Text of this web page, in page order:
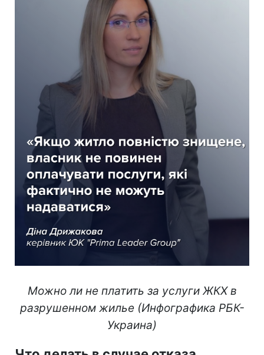
Можно ли не платить за услуги ЖКХ в
разрушенном жилье (Инфографика РБК-
Украина)​​​​​​​